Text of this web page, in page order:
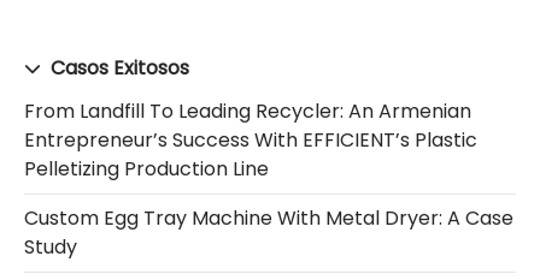
Casos Exitosos
From Landfill To Leading Recycler: An Armenian
Entrepreneur’s Success With EFFICIENT’s Plastic
Pelletizing Production Line
Custom Egg Tray Machine With Metal Dryer: A Case
Study